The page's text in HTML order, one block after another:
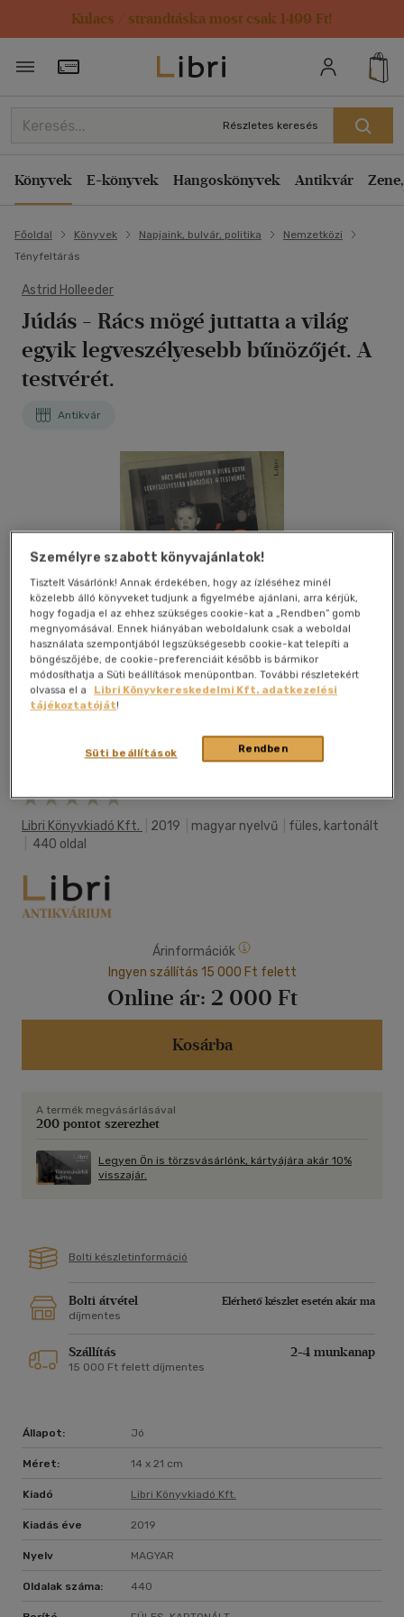
Kulacs / strandtáska most csak 1499 Ft!
Törzsvásárlói Kártya adatai
Részletes keresés
Könyvek E-könyvek Hangoskönyvek Antikvár
Főoldal Könyvek Napjaink, bulvár, politika
Nemzetközi
Tényfeltárás
Astrid Holleeder
Júdás - Rács mögé juttatta a világ
egyik legveszélyesebb bűnözőjét. A
testvérét.
Antikvár
Kívánságlistához adom Megosztom
Libri Könyvkiadó Kft. 2019 magyar nyelvű
füles, kartonált
440 oldal
Árinformációk
Ingyen szállítás 15 000 Ft felett
Online ár: 2 000 Ft
Kosárba
A termék megvásárlásával
200 pontot szerezhet
Legyen Ön is törzsvásárlónk, kártyájára akár 10%
visszajár.
Bolti készletinformáció
Bolti átvétel
Elérhető készlet esetén akár ma
díjmentes
Szállítás 2-4 munkanap
15 000 Ft felett díjmentes
Állapot: Jó
Méret: 14 x 21 cm
Kiadó Libri Könyvkiadó Kft.
Kiadás éve 2019
Nyelv MAGYAR
Oldalak száma: 440
Személyre szabott könyvajánlatok!
Tisztelt Vásárlónk! Annak érdekében, hogy az ízléséhez minél
közelebb álló könyveket tudjunk a figyelmébe ajánlani, arra kérjük,
hogy fogadja el az ehhez szükséges cookie-kat a „Rendben” gomb
megnyomásával. Ennek hiányában weboldalunk csak a weboldal
használata szempontjából legszükségesebb cookie-kat telepíti a
böngészőjébe, de cookie-preferenciáit később is bármikor
módosíthatja a Süti beállítások menüpontban. További részletekért
olvassa el a
Libri Könyvkereskedelmi Kft. adatkezelési
tájékoztatóját!
Rendben
Süti beállítások